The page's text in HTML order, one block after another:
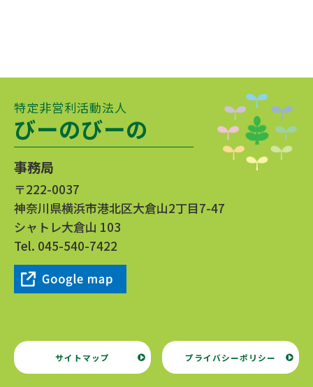
特定非営利活動法人
びーのびーの
事務局
〒222-0037
神奈川県横浜市港北区大倉山2丁目7-47
シャトレ大倉山 103
Tel. 045-540-7422
サイトマップ プライバシーポリシー